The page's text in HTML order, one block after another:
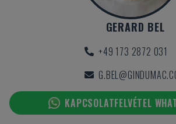
GERARD BEL
+49 173 2872 031
KAPCSOLATFELVÉTEL